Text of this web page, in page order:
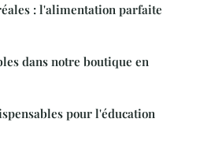
: l'alimentation parfaite
dans notre boutique en
pour l'éducation